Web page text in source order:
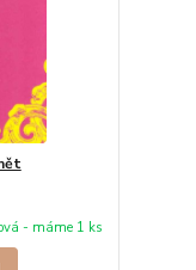
- máme 1 ks